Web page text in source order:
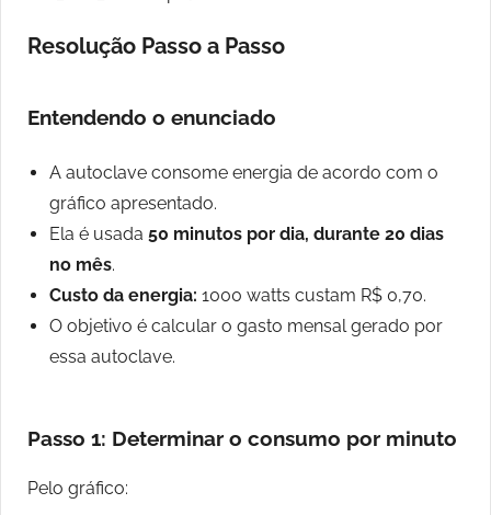
Resolução Passo a Passo
Entendendo o enunciado
A autoclave consome energia de acordo com o
gráfico apresentado.
Ela é usada 50 minutos por dia, durante 20 dias
no mês.
Custo da energia: 1000 watts custam R$ 0,70.
O objetivo é calcular o gasto mensal gerado por
essa autoclave.
Passo 1: Determinar o consumo por minuto
Pelo gráfico: